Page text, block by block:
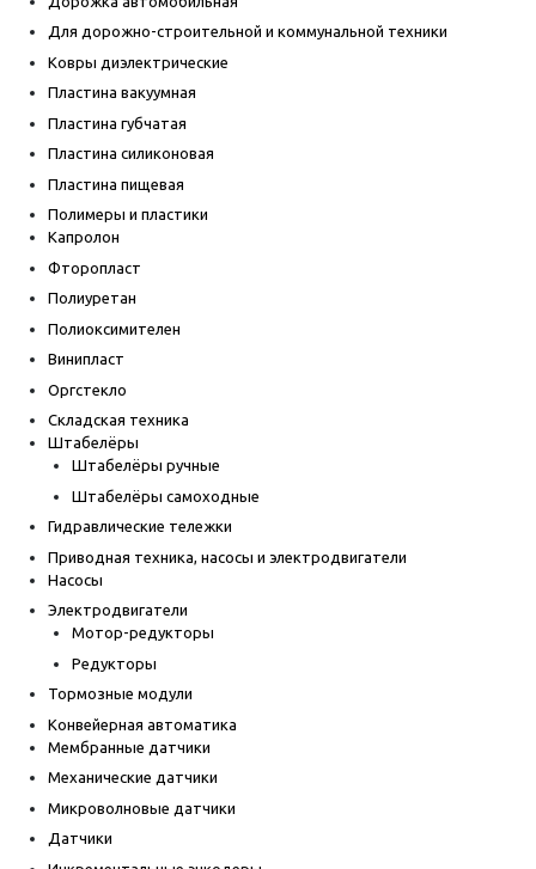
Для дорожно-строительной и коммунальной техники
Ковры диэлектрические
Пластина вакуумная
Пластина губчатая
Пластина силиконовая
Пластина пищевая
Полимеры и пластики
Капролон
Фторопласт
Полиуретан
Полиоксимителен
Винипласт
Оргстекло
Складская техника
Штабелёры
Штабелёры ручные
Штабелёры самоходные
Гидравлические тележки
Приводная техника, насосы и электродвигатели
Насосы
Электродвигатели
Мотор-редукторы
Редукторы
Тормозные модули
Конвейерная автоматика
Мембранные датчики
Механические датчики
Микроволновые датчики
Датчики